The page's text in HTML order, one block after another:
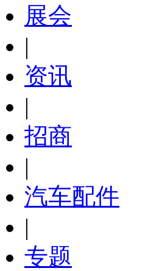
展会
|
资讯
|
招商
|
汽车配件
|
专题